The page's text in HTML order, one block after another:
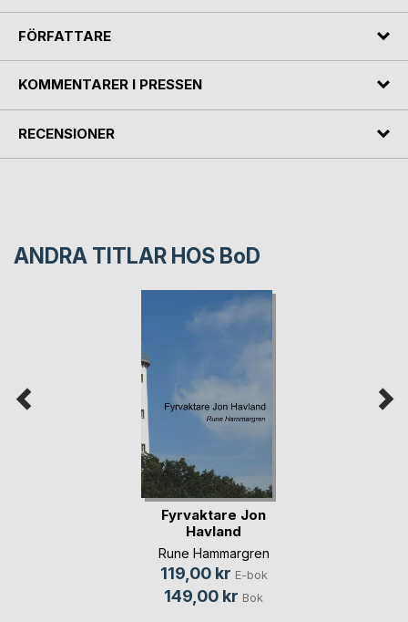
FÖRFATTARE
KOMMENTARER I PRESSEN
RECENSIONER
ANDRA TITLAR HOS BoD
Fyrvaktare Jon
Havland
Rune Hammargren
119,00 kr E-bok
149,00 kr Bok